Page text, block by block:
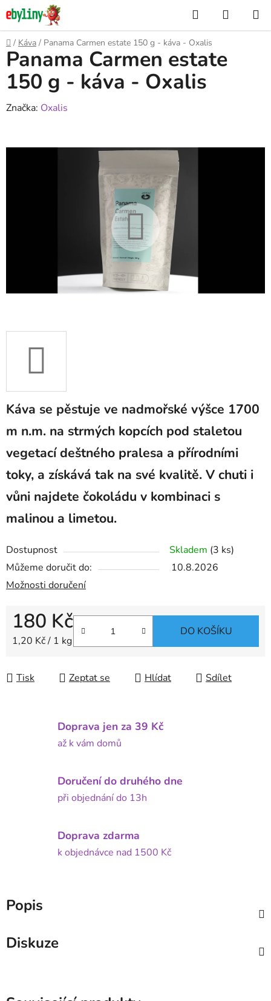
Přejít
na
obsah
Hledat
KOŠÍK
Domů
/ Káva / Panama Carmen estate 150 g - káva - Oxalis
Káva se pěstuje ve nadmořské výšce 1700
m n.m. na strmých kopcích pod staletou
vegetací deštného pralesa a přírodními
toky, a získává tak na své kvalitě. V chuti i
vůni najdete čokoládu v kombinaci s
malinou a limetou.
Dostupnost Skladem (3 ks)
Můžeme doručit do:
10.8.2026
Možnosti doručení
180 Kč
Měrná cena:
1,20 Kč / 1 kg
DO KOŠÍKU
Tisk Zeptat se Hlídat Sdílet
Panama Carmen estate
150 g - káva - Oxalis
Značka: Oxalis
Doprava jen za 39 Kč
až k vám domů
Doručení do druhého dne
při objednání do 13h
Doprava zdarma
k objednávce nad 1500 Kč
Popis
Diskuze